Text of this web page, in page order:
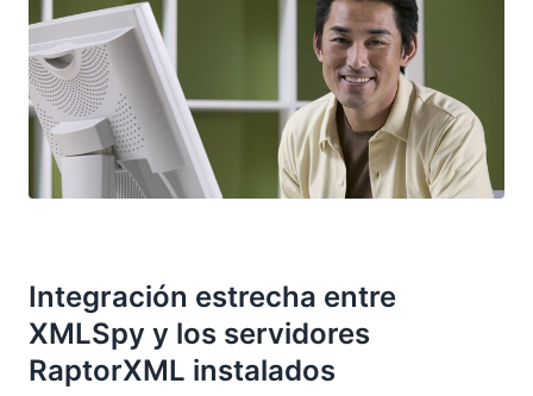
Integración estrecha entre
XMLSpy y los servidores
RaptorXML instalados